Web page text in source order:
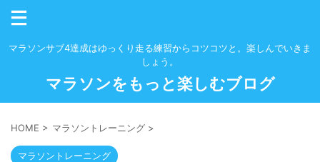
マラソンサブ4達成はゆっくり走る練習からコツコツと。楽しんでいきま
しょう。
マラソンをもっと楽しむブログ
HOME > マラソントレーニング >
マラソントレーニング